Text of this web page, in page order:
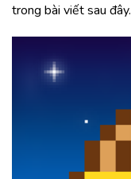
trong bài viết sau đây.